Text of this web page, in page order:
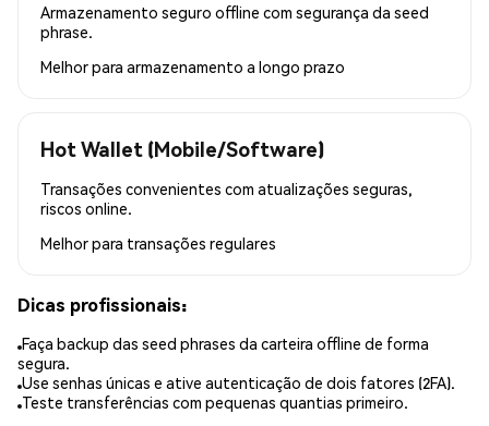
Armazenamento seguro offline com segurança da seed
phrase.
Melhor para armazenamento a longo prazo
Hot Wallet (Mobile/Software)
Transações convenientes com atualizações seguras,
riscos online.
Melhor para transações regulares
Dicas profissionais:
Faça backup das seed phrases da carteira offline de forma
segura.
Use senhas únicas e ative autenticação de dois fatores (2FA).
Teste transferências com pequenas quantias primeiro.